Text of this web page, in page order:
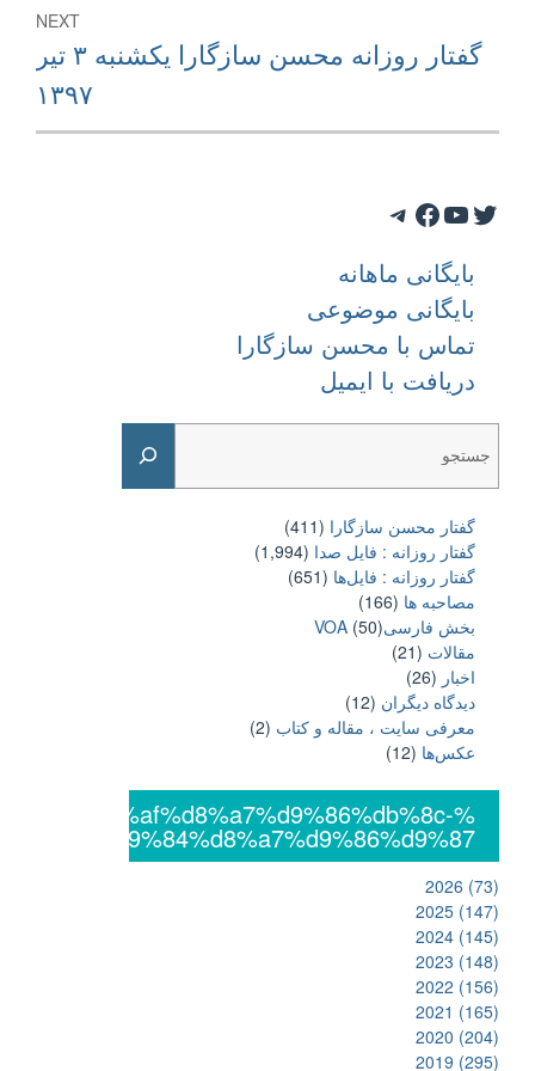
NEXT
post:
گفتار روزانه محسن سازگارا یکشنبه ۳ تیر
۱۳۹۷
Telegram Facebook YouTube Twitter
بایگانی ماهانه
بایگانی موضوعی
تماس با محسن سازگارا
دریافت با ایمیل
گفتار محسن سازگارا (411)
گفتار روزانه : فایل‌ صدا (1,994)
گفتار روزانه : فایل‌ها (651)
مصاحبه ها (166)
بخش فارسیVOA(50)
مقالات (21)
اخبار (26)
دیدگاه دیگران (12)
معرفی سایت ، مقاله و کتاب (2)
عکس‌ها (12)
2026 (73)
2025 (147)
2024 (145)
2023 (148)
2022 (156)
2021 (165)
2020 (204)
2019 (295)